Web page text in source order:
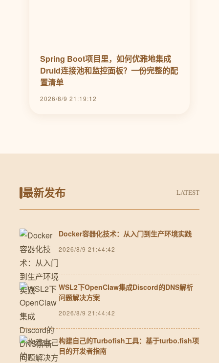
Spring Boot项目里，如何优雅地集成
Druid连接池和监控面板？一份完整的配
置清单
2026/8/9 21:19:12
最新发布 LATEST
Docker容器化技术：从入门到生产环境实践
2026/8/9 21:44:42
WSL2下OpenClaw集成Discord的DNS解析
问题解决方案
2026/8/9 21:44:42
构建自己的Turbofish工具：基于turbo.fish项
目的开发者指南